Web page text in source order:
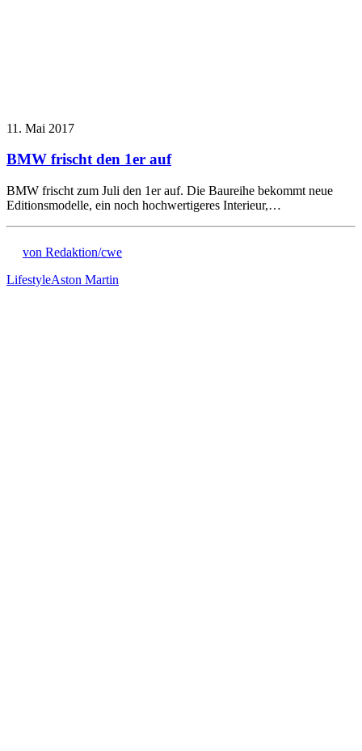
11. Mai 2017
BMW frischt den 1er auf
BMW frischt zum Juli den 1er auf. Die Baureihe bekommt neue
Editionsmodelle, ein noch hochwertigeres Interieur,…
von Redaktion/cwe
LifestyleAston Martin